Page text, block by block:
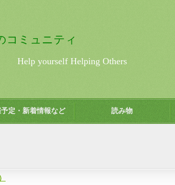
コミュニティ
Help yourself Helping Others
予定・新着情報など 読み物